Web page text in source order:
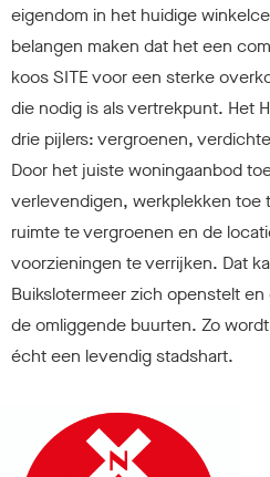
eigendom in het huidige
belangen maken dat het een
koos SITE voor een sterke
die nodig is als vertrekpunt. Het
drie pijlers: vergroenen,
Door het juiste woningaanbod
verlevendigen, werkplekken toe
ruimte te vergroenen en de
voorzieningen te verrijken. Dat
Buikslotermeer zich openstelt
de omliggende buurten. Zo
écht een levendig stadshart.